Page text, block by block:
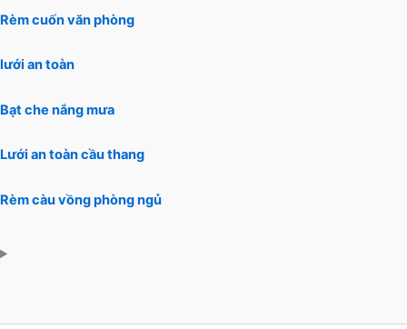
Rèm cuốn văn phòng
lưới an toàn
Bạt che nắng mưa
Lưới an toàn cầu thang
Rèm càu vồng phòng ngủ